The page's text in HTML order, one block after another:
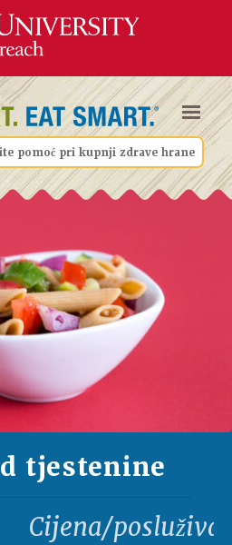
pomoć pri kupnji zdrave hrane
tjestenine
Cijena/